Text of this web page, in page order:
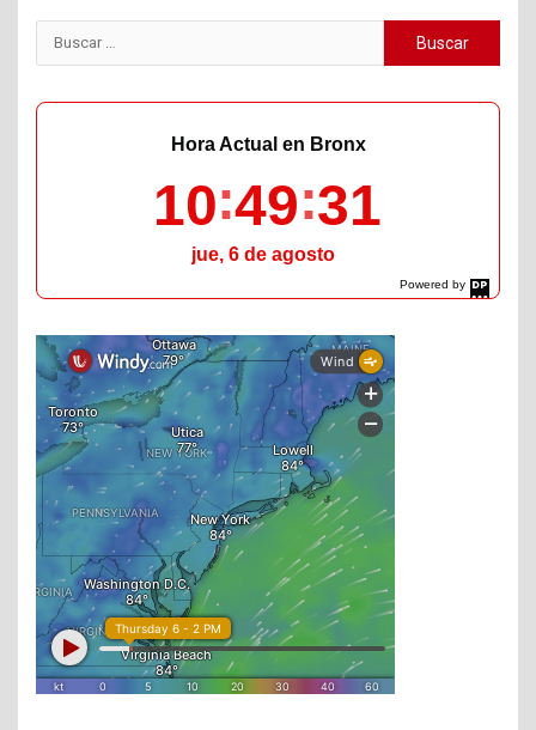
Buscar:
Powered by
DaysPedia.com
Hora Actual en Bronx
10 49 32
jue, 6 de agosto